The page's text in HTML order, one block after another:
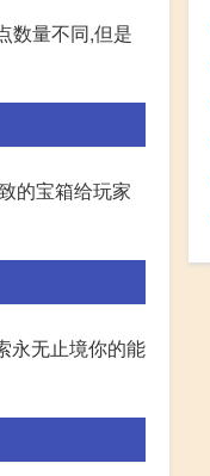
数量不同,但是
的宝箱给玩家
永无止境你的能